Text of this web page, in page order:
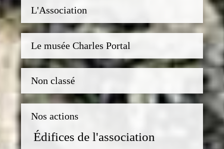
L'Association
Le musée Charles Portal
Non classé
Nos actions
Édifices de l'association